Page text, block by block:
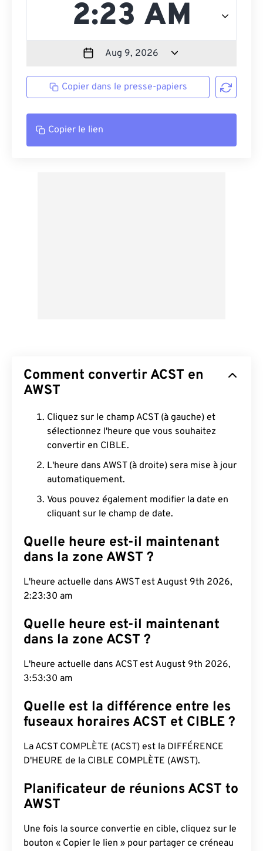
Copier dans le presse-papiers
Copier le lien
Comment convertir ACST en
AWST
Cliquez sur le champ ACST (à gauche) et
sélectionnez l'heure que vous souhaitez
convertir en CIBLE.
L'heure dans AWST (à droite) sera mise à jour
automatiquement.
Vous pouvez également modifier la date en
cliquant sur le champ de date.
Quelle heure est-il maintenant
dans la zone AWST ?
L'heure actuelle dans AWST est August 9th 2026,
2:23:31 am
Quelle heure est-il maintenant
dans la zone ACST ?
L'heure actuelle dans ACST est August 9th 2026,
3:53:31 am
Quelle est la différence entre les
fuseaux horaires ACST et CIBLE ?
La ACST COMPLÈTE (ACST) est la DIFFÉRENCE
D'HEURE de la CIBLE COMPLÈTE (AWST).
Planificateur de réunions ACST to
AWST
Une fois la source convertie en cible, cliquez sur le
bouton « Copier le lien » pour partager ce créneau